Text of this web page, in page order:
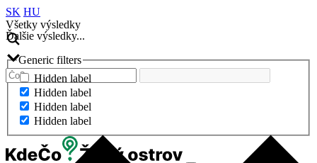
SK HU
Všetky výsledky
Ďalšie výsledky...
Generic filters
Hidden label
Hidden label
Hidden label
Hidden label